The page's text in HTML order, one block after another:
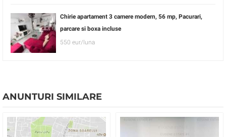
Chirie apartament 3 camere modern, 56 mp, Pacurari,
parcare si boxa incluse
550 eur/luna
ANUNTURI SIMILARE